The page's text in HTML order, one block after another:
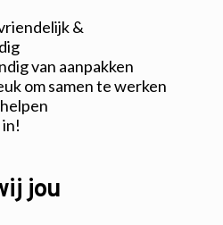
&
van aanpakken
om samen te werken
jou